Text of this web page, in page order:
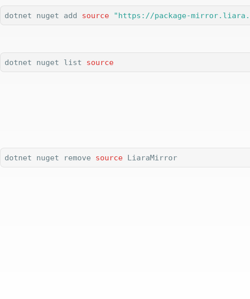
dotnet nuget add source "https://package-
dotnet nuget list source
dotnet nuget remove source LiaraMirror